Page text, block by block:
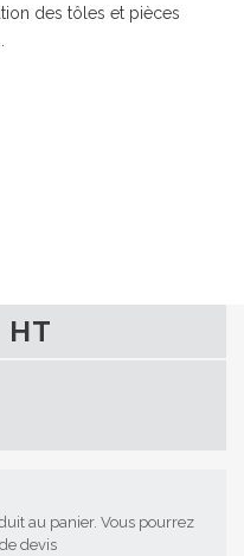
des tôles et pièces
au panier. Vous pourrez
devis